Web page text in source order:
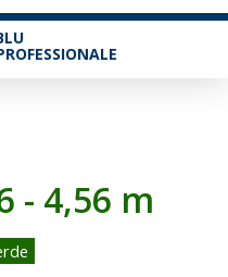
- 4,56 m